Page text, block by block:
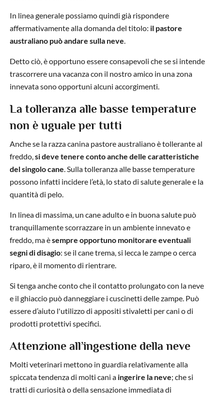
In linea generale possiamo quindi già rispondere
affermativamente alla domanda del titolo: il pastore
australiano può andare sulla neve
Detto ciò, è opportuno essere consapevoli che se si intende
trascorrere una vacanza con il nostro amico in una zona
innevata sono opportuni alcuni accorgimenti.
La tolleranza alle basse temperature
non è uguale per tutti
Anche se la razza canina pastore australiano è tollerante al
freddo, si deve tenere conto anche delle caratteristiche
del singolo cane . Sulla tolleranza alle basse temperature
possono infatti incidere l’età, lo stato di salute generale e la
quantità di pelo.
In linea di massima, un cane adulto e in buona salute può
tranquillamente scorrazzare in un ambiente innevato e
freddo, ma èsempre opportuno monitorare eventuali
segni di disagio: se il cane trema, si lecca le zampe o cerca
riparo, è il momento di rientrare.
Si tenga anche conto che il contatto prolungato con la neve
e il ghiaccio può danneggiare i cuscinetti delle zampe. Può
essere d’aiuto l'utilizzo di appositi stivaletti per cani o di
prodotti protettivi specifici.
Attenzione all’ingestione della neve
Molti veterinari mettono in guardia relativamente alla
spiccata tendenza di molti cani a ingerire la neve; che si
tratti di curiosità o della sensazione immediata di